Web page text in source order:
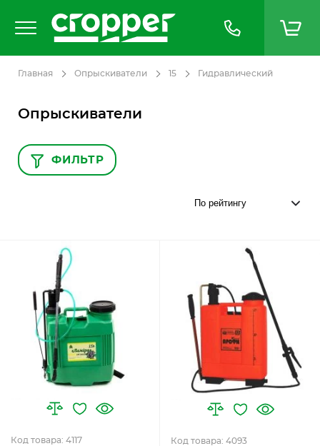
Главная Опрыскиватели 15 Гидравлический
Опрыскиватели
Код товара: 4117
Код товара: 4093
ФИЛЬТР